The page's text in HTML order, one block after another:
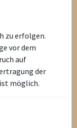
zu erfolgen.
vor dem
auf
der
möglich.